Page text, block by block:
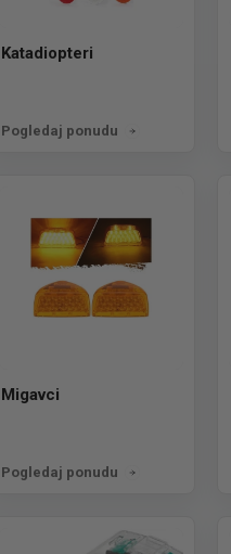
Katadiopteri
Pogledaj ponudu
Migavci
Pogledaj ponudu